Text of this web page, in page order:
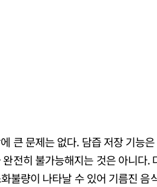
큰 문제는 없다. 담즙 저장 기능
전히 불가능해지는 것은 아니다.
불량이 나타날 수 있어 기름진 음